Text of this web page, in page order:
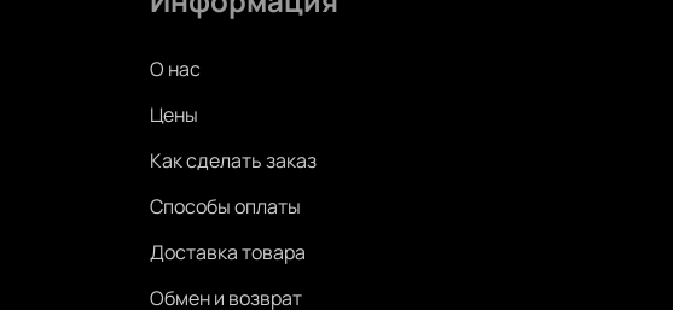
О нас
Цены
Как сделать заказ
Способы оплаты
Доставка товара
Обмен и возврат